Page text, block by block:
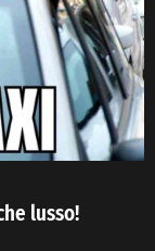
lusso!